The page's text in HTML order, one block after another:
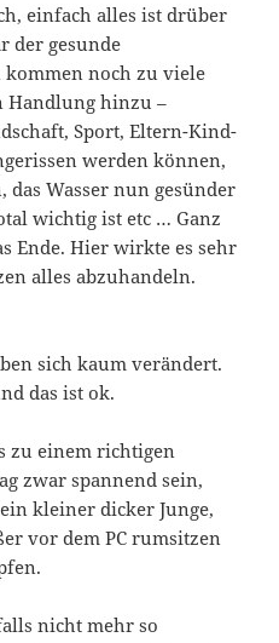
einfach alles ist drüber
der gesunde
kommen noch zu viele
Handlung hinzu –
Sport, Eltern-Kind-
werden können,
das Wasser nun gesünder
wichtig ist etc … Ganz
Ende. Hier wirkte es sehr
alles abzuhandeln.
sich kaum verändert.
das ist ok.
zu einem richtigen
zwar spannend sein,
kleiner dicker Junge,
vor dem PC rumsitzen
nicht mehr so